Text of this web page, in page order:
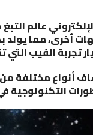
عالم
أخرى، مما يولد
تجربة الفيب
مختلفة من
التكنولوجية